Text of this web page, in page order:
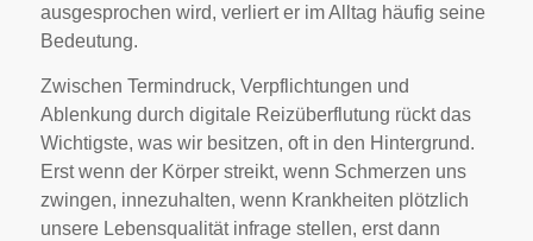
ausgesprochen wird, verliert er im Alltag häufig seine
Bedeutung.
Zwischen Termindruck, Verpflichtungen und
Ablenkung durch digitale Reizüberflutung rückt das
Wichtigste, was wir besitzen, oft in den Hintergrund.
Erst wenn der Körper streikt, wenn Schmerzen uns
zwingen, innezuhalten, wenn Krankheiten plötzlich
unsere Lebensqualität infrage stellen, erst dann